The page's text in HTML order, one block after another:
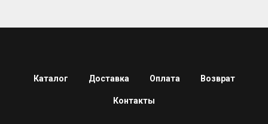
Каталог Доставка Оплата Возврат
Контакты